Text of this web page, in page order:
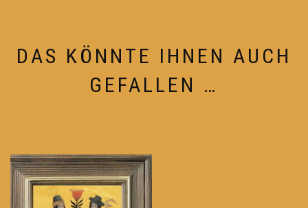
DAS KÖNNTE IHNEN AUCH
GEFALLEN …